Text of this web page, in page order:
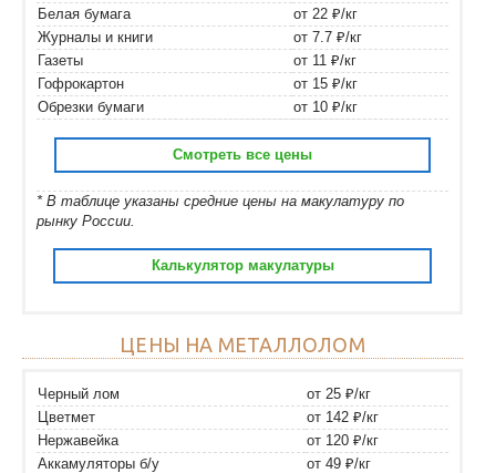
Белая бумага
от 22 ₽/кг
Журналы и книги
от 7.7 ₽/кг
Газеты
от 11 ₽/кг
Гофрокартон
от 15 ₽/кг
Обрезки бумаги
от 10 ₽/кг
Смотреть все цены
* В таблице указаны средние цены на макулатуру по
рынку России.
Калькулятор макулатуры
ЦЕНЫ НА МЕТАЛЛОЛОМ
Черный лом
от 25 ₽/кг
Цветмет
от 142 ₽/кг
Нержавейка
от 120 ₽/кг
Аккамуляторы б/у
от 49 ₽/кг